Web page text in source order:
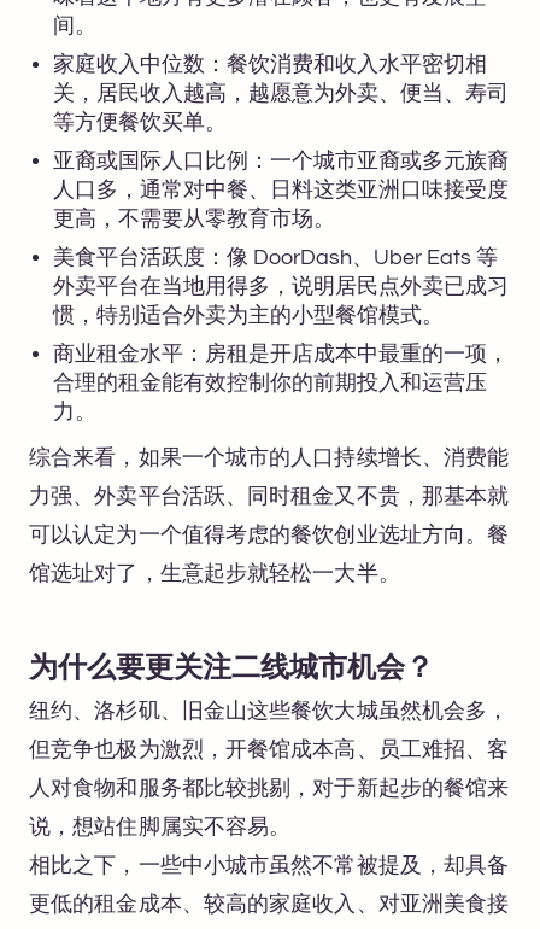
间。
家庭收入中位数：餐饮消费和收入水平密切相
关，居民收入越高，越愿意为外卖、便当、寿司
等方便餐饮买单。
亚裔或国际人口比例：一个城市亚裔或多元族裔
人口多，通常对中餐、日料这类亚洲口味接受度
更高，不需要从零教育市场。
美食平台活跃度：像 DoorDash、Uber Eats 等
外卖平台在当地用得多，说明居民点外卖已成习
惯，特别适合外卖为主的小型餐馆模式。
商业租金水平：房租是开店成本中最重的一项，
合理的租金能有效控制你的前期投入和运营压
力。
综合来看，如果一个城市的人口持续增长、消费能
力强、外卖平台活跃、同时租金又不贵，那基本就
可以认定为一个值得考虑的餐饮创业选址方向。餐
馆选址对了，生意起步就轻松一大半。
为什么要更关注二线城市机会？
纽约、洛杉矶、旧金山这些餐饮大城虽然机会多，
但竞争也极为激烈，开餐馆成本高、员工难招、客
人对食物和服务都比较挑剔，对于新起步的餐馆来
说，想站住脚属实不容易。
相比之下，一些中小城市虽然不常被提及，却具备
更低的租金成本、较高的家庭收入、对亚洲美食接